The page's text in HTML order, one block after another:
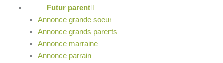
Futur parent
Annonce grande soeur
Annonce grands parents
Annonce marraine
Annonce parrain